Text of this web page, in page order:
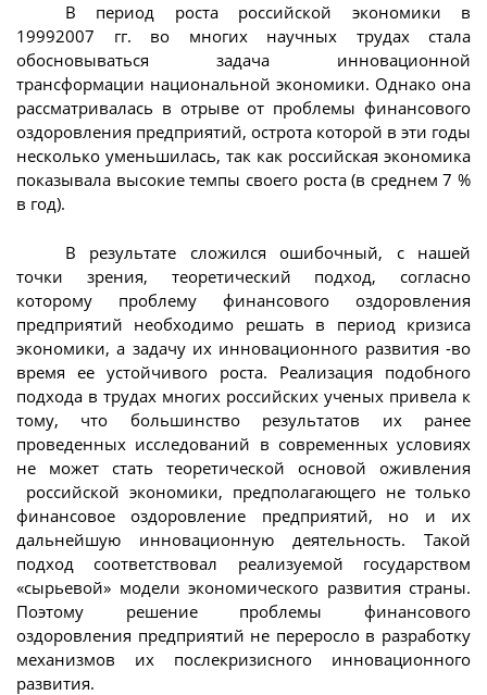
В период роста российской экономики в
19992007 гг. во многих научных трудах стала
обосновываться задача инновационной
трансформации национальной экономики. Однако она
рассматривалась в отрыве от проблемы финансового
оздоровления предприятий, острота которой в эти годы
несколько уменьшилась, так как российская экономика
показывала высокие темпы своего роста (в среднем 7 %
в год).
В результате сложился ошибочный, с нашей
точки зрения, теоретический подход, согласно
которому проблему финансового оздоровления
предприятий необходимо решать в период кризиса
экономики, а задачу их инновационного развития -во
время ее устойчивого роста. Реализация подобного
подхода в трудах многих российских ученых привела к
тому, что большинство результатов их ранее
проведенных исследований в современных условиях
не может стать теоретической основой оживления
российской экономики, предполагающего не только
финансовое оздоровление предприятий, но и их
дальнейшую инновационную деятельность. Такой
подход соответствовал реализуемой государством
«сырьевой» модели экономического развития страны.
Поэтому решение проблемы финансового
оздоровления предприятий не переросло в разработку
механизмов их послекризисного инновационного
развития.